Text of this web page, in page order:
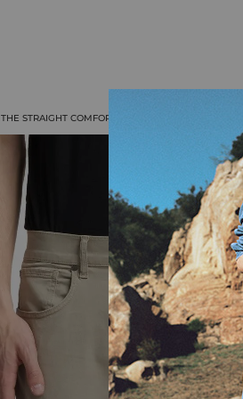
THE STRAIGHT COMFORT SATEEN EDGE